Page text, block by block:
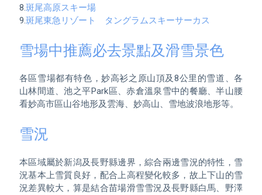
8.斑尾高原スキー場
9.斑尾東急リゾート　タングラムスキーサーカス
雪場中推薦必去景點及滑雪景色
各區雪場都有特色，妙高衫之原山頂及8公里的雪道、各
山林間道、池之平Park區、赤倉溫泉雪中的餐廳、半山腰
雪況
本區域屬於新潟及長野縣邊界，綜合兩邊雪況的特性，雪
況基本上雪質良好，配合上高程變化較多，故上下山的雪
況差異較大，算是結合苗場滑雪雪況及長野縣白馬、野澤